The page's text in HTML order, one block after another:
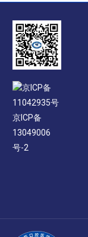
京ICP备
11042935号
京ICP备
13049006
号-2